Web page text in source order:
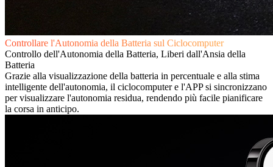
Controllare l'Autonomia della Batteria sul Ciclocomputer
Controllo dell'Autonomia della Batteria, Liberi dall'Ansia della
Batteria
Grazie alla visualizzazione della batteria in percentuale e alla stima
intelligente dell'autonomia, il ciclocomputer e l'APP si sincronizzano
per visualizzare l'autonomia residua, rendendo più facile pianificare
la corsa in anticipo.